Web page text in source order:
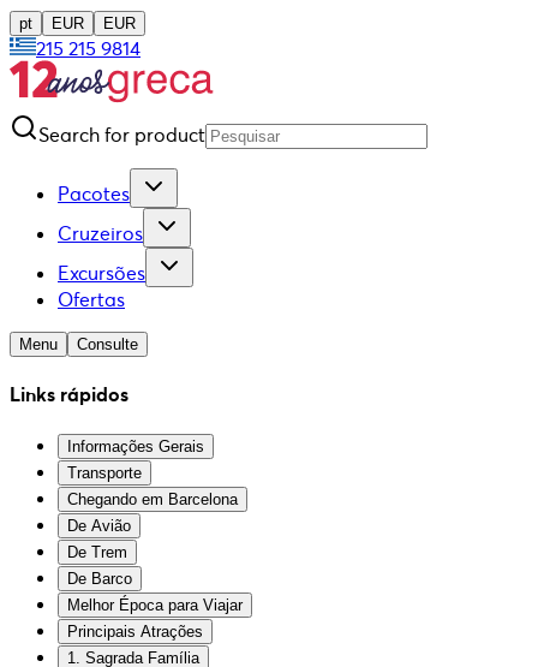
pt EUR EUR
215 215 9814
Search for product
Pacotes
Cruzeiros
Excursões
Ofertas
Menu Consulte
Links rápidos
Informações Gerais
Transporte
Chegando em Barcelona
De Avião
De Trem
De Barco
Melhor Época para Viajar
Principais Atrações
1. Sagrada Família